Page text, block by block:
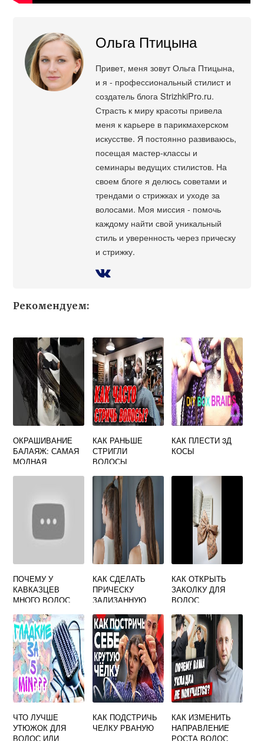
Ольга Птицына
Привет, меня зовут Ольга Птицына,
и я - профессиональный стилист и
создатель блога StrizhkiPro.ru.
Страсть к миру красоты привела
меня к карьере в парикмахерском
искусстве. Я постоянно развиваюсь,
посещая мастер-классы и
семинары ведущих стилистов. На
своем блоге я делюсь советами и
трендами о стрижках и уходе за
волосами. Моя миссия - помочь
каждому найти свой уникальный
стиль и уверенность через прическу
и стрижку.
Рекомендуем:
ОКРАШИВАНИЕ
БАЛАЯЖ: САМАЯ
МОДНАЯ
КАК РАНЬШЕ
СТРИГЛИ
ВОЛОСЫ
КАК ПЛЕСТИ 3Д
КОСЫ
ПОЧЕМУ У
КАВКАЗЦЕВ
МНОГО ВОЛОС
КАК СДЕЛАТЬ
ПРИЧЕСКУ
ЗАЛИЗАННУЮ
КАК ОТКРЫТЬ
ЗАКОЛКУ ДЛЯ
ВОЛОС
ЧТО ЛУЧШЕ
УТЮЖОК ДЛЯ
ВОЛОС ИЛИ
КАК ПОДСТРИЧЬ
ЧЕЛКУ РВАНУЮ
КАК ИЗМЕНИТЬ
НАПРАВЛЕНИЕ
РОСТА ВОЛОС